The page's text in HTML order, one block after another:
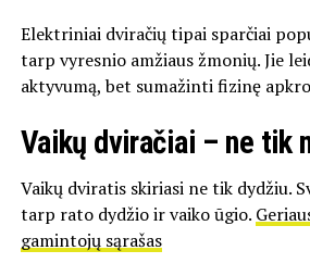
Elektriniai dviračių tipai sparčiai
tarp vyresnio amžiaus žmonių. Jie
aktyvumą, bet sumažinti fizinę
Vaikų dviračiai – ne tik
Vaikų dviratis skiriasi ne tik dydžiu.
tarp rato dydžio ir vaiko ūgio.
gamintojų sąrašas